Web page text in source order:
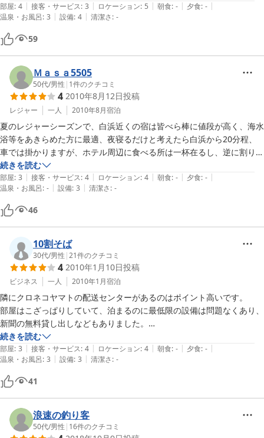
部屋: 4 | 接客・サービス: 3 | ロケーション: 5 | 朝食: - | 夕食: - |
温泉・お風呂: 3 | 設備: 4 | 清潔さ: -
59
Ｍａｓａ5505
50代/男性 | 1件のクチコミ
4 2010年8月12日投稿
レジャー 一人 2010年8月宿泊
夏のレジャーシーズンで、白浜近くの宿は皆べら棒に値段が高く、海水
浴等をあきらめた方に最適、夜寝るだけと考えたら白浜から20分程、
車では掛かりますが、ホテル周辺に食べる所は一杯在るし、逆に割り切
ったら十分満足できると思います。
続きを読む
部屋: 3 | 接客・サービス: 4 | ロケーション: 4 | 朝食: - | 夕食: - |
温泉・お風呂: - | 設備: 3 | 清潔さ: -
46
10割そば
30代/男性 |21件のクチコミ
4 2010年1月10日投稿
ビジネス 一人 2010年1月宿泊
隣にクロネコヤマトの配送センターがあるのはポイント高いです。
部屋はこざっぱりしていて、泊まるのに最低限の設備は問題なくあり、
新聞の無料貸し出しなどもありました。
造りは古いですが、フロントの方も感じ良く、価格も良心的。
また機会あれば利用したいと思います。
続きを読む
部屋: 3 | 接客・サービス: 4 | ロケーション: 4 | 朝食: - | 夕食: - |
温泉・お風呂: 3 | 設備: 3 | 清潔さ: -
41
浪速の釣り客
50代/男性 | 16件のクチコミ